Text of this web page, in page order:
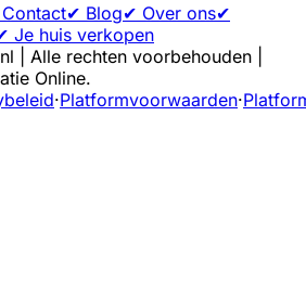
✔ Blog✔ Over ons✔
Je huis verkopen
| Alle rechten voorbehouden |
Online.
·Platformvoorwaarden·